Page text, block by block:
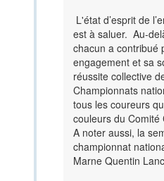
L'état d’esprit de
est à saluer. Au-
chacun a contribué
engagement et sa
réussite collective
Championnats
tous les coureurs
couleurs du Comité
A noter aussi, la
championnat
Marne Quentin